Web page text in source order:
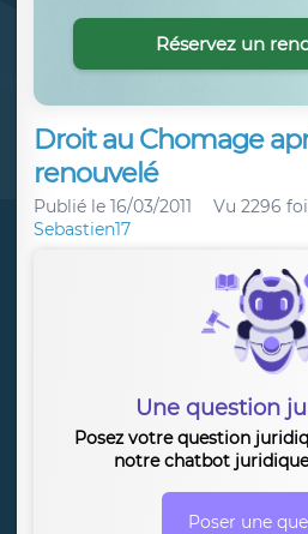
Droit au Chomage
renouvelé
Publié le 16/03/2011 Vu 2296
Sebastien17
Une question
Posez votre question
notre chatbot
Poser une
Réservez un